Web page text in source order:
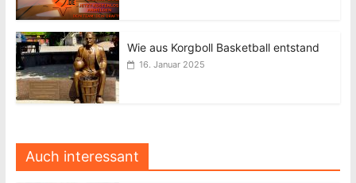
Wie aus Korgboll Basketball entstand
16. Januar 2025
Auch interessant